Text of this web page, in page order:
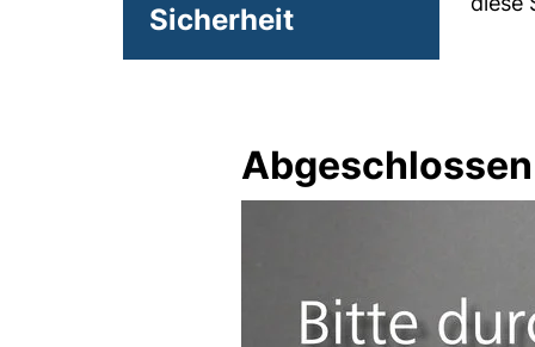
Sicherheit
Abgeschlossen